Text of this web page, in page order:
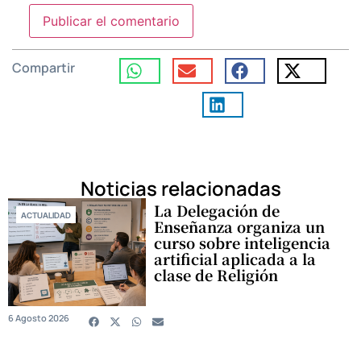
Compartir
Noticias relacionadas
ACTUALIDAD La Delegación de
Enseñanza organiza un
curso sobre inteligencia
artificial aplicada a la
clase de Religión
6 Agosto 2026